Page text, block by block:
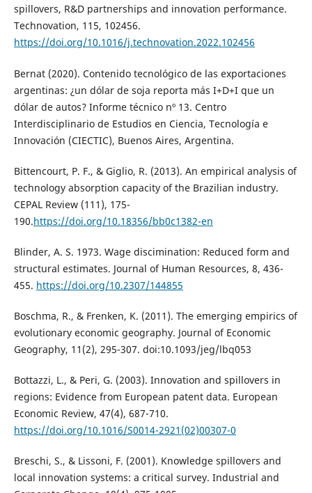
spillovers, R&D partnerships and innovation performance.
Technovation, 115, 102456.
https://doi.org/10.1016/j.technovation.2022.102456
Bernat (2020). Contenido tecnológico de las exportaciones
argentinas: ¿un dólar de soja reporta más I+D+I que un
dólar de autos? Informe técnico nº 13. Centro
Interdisciplinario de Estudios en Ciencia, Tecnología e
Innovación (CIECTIC), Buenos Aires, Argentina.
Bittencourt, P. F., & Giglio, R. (2013). An empirical analysis of
technology absorption capacity of the Brazilian industry.
CEPAL Review (111), 175-
190.https://doi.org/10.18356/bb0c1382-en
Blinder, A. S. 1973. Wage discimination: Reduced form and
structural estimates. Journal of Human Resources, 8, 436-
455. https://doi.org/10.2307/144855
Boschma, R., & Frenken, K. (2011). The emerging empirics of
evolutionary economic geography. Journal of Economic
Geography, 11(2), 295-307. doi:10.1093/jeg/lbq053
Bottazzi, L., & Peri, G. (2003). Innovation and spillovers in
regions: Evidence from European patent data. European
Economic Review, 47(4), 687-710.
https://doi.org/10.1016/S0014-2921(02)00307-0
Breschi, S., & Lissoni, F. (2001). Knowledge spillovers and
local innovation systems: a critical survey. Industrial and